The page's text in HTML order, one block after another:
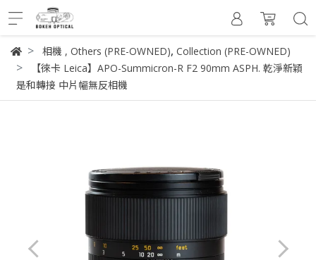
相機 , Others (PRE-OWNED), Collection (PRE-OWNED)
【徠卡 Leica】APO-Summicron-R F2 90mm ASPH. 乾淨新穎
是和轉接 中片幅無反相機